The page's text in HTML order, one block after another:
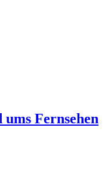
Fernsehen